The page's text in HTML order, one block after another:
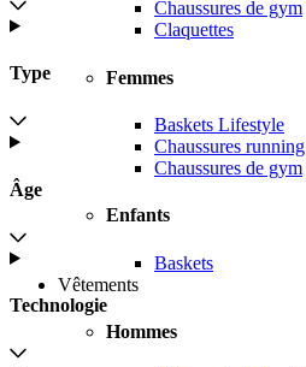
Chaussures de gym
Claquettes
Femmes
Baskets Lifestyle
Chaussures running
Chaussures de gym
Enfants
Baskets
Vêtements
Hommes
Type
Âge
Technologie